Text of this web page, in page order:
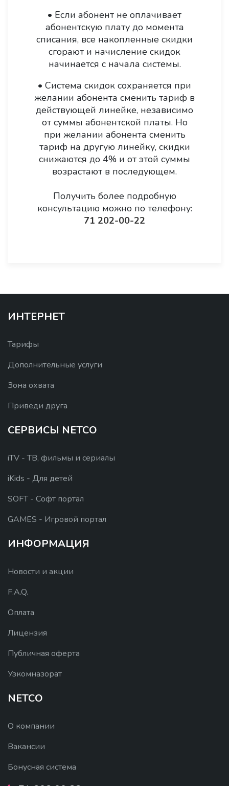
• Если абонент не оплачивает
абонентскую плату до момента
списания, все накопленные скидки
сгорают и начисление скидок
начинается с начала системы.
• Система скидок сохраняется при
желании абонента сменить тариф в
действующей линейке, независимо
от суммы абонентской платы. Но
при желании абонента сменить
тариф на другую линейку, скидки
снижаются до 4% и от этой суммы
возрастают в последующем.
Получить более подробную
консультацию можно по телефону:
71 202-00-22
ИНТЕРНЕТ
Тарифы
Дополнительные услуги
Зона охвата
Приведи друга
СЕРВИСЫ NETCO
iTV - ТВ, фильмы и сериалы
iKids - Для детей
SOFT - Софт портал
GAMES - Игровой портал
ИНФОРМАЦИЯ
Новости и акции
F.A.Q.
Оплата
Лицензия
Публичная оферта
Узкомназорат
NETCO
О компании
Вакансии
Бонусная система